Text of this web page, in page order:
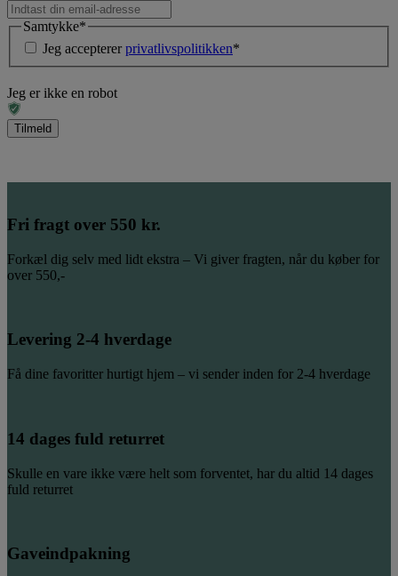
Samtykke*
Jeg accepterer privatlivspolitikken*
Jeg er ikke en robot
Fri fragt over 550 kr.
Forkæl dig selv med lidt ekstra – Vi giver fragten, når du køber for
over 550,-
Levering 2-4 hverdage
Få dine favoritter hurtigt hjem – vi sender inden for 2-4 hverdage
14 dages fuld returret
Skulle en vare ikke være helt som forventet, har du altid 14 dages
fuld returret
Gaveindpakning